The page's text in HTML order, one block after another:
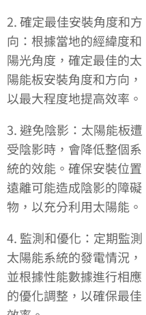
2. 確定最佳安裝角度和方
向：根據當地的經緯度和
陽光角度，確定最佳的太
陽能板安裝角度和方向，
以最大程度地提高效率。
3. 避免陰影：太陽能板遭
受陰影時，會降低整個系
統的效能。確保安裝位置
遠離可能造成陰影的障礙
物，以充分利用太陽能。
4. 監測和優化：定期監測
太陽能系統的發電情況，
並根據性能數據進行相應
的優化調整，以確保最佳